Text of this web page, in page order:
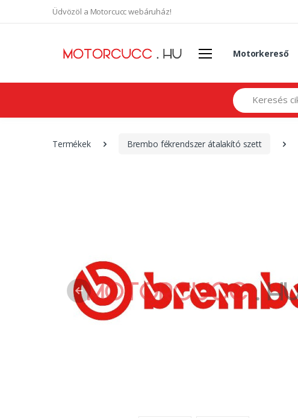
Üdvözöl a Motorcucc webáruház!
Motorkereső
Search
Termékek Brembo fékrendszer átalakító szett